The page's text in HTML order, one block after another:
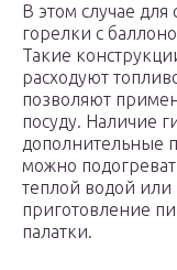
В этом случае для
горелки с
Такие
расходуют
позволяют
посуду. Наличие
дополнительные
можно
теплой водой
приготовление
палатки.